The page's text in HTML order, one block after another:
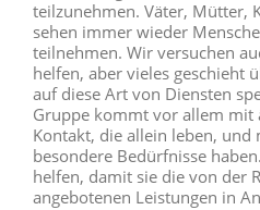
teilzunehmen. Väter, Mütter,
sehen immer wieder
teilnehmen. Wir versuchen
helfen, aber vieles geschieht
auf diese Art von Diensten
Gruppe kommt vor allem mit
Kontakt, die allein leben, und
besondere Bedürfnisse
helfen, damit sie die von der
angebotenen Leistungen in